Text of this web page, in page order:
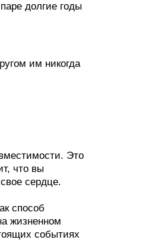
долгие годы
им никогда
Это
что вы
сердце.
способ
жизненном
событиях